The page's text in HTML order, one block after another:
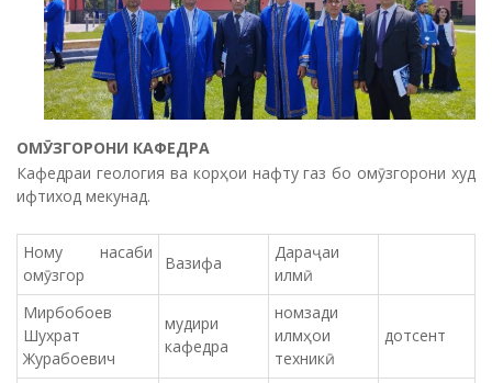
ОМӮЗГОРОНИ КАФЕДРА
Кафедраи геология ва корҳои нафту газ бо омӯзгорони худ
ифтиход мекунад.
Ному насаби
омӯзгор
Вазифа
Дараҷаи
илмӣ
Мирбобоев
Шухрат
Журабоевич
мудири
кафедра
номзади
илмҳои
техникӣ
дотсент